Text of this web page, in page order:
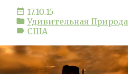
date_range 17.10.15
folder Удивительная Природа
label США